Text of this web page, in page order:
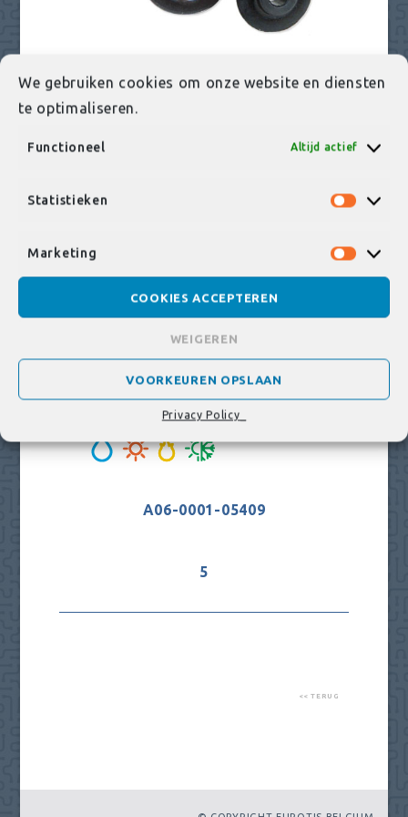
We gebruiken cookies om onze website en diensten
te optimaliseren.
Functioneel Altijd actief
Statistieken
Marketing
COOKIES ACCEPTEREN
WEIGEREN
VOORKEUREN OPSLAAN
Privacy Policy_
BUISSNIJDER
A06-0001-05409.
A06-0001-05409
5
<< TERUG